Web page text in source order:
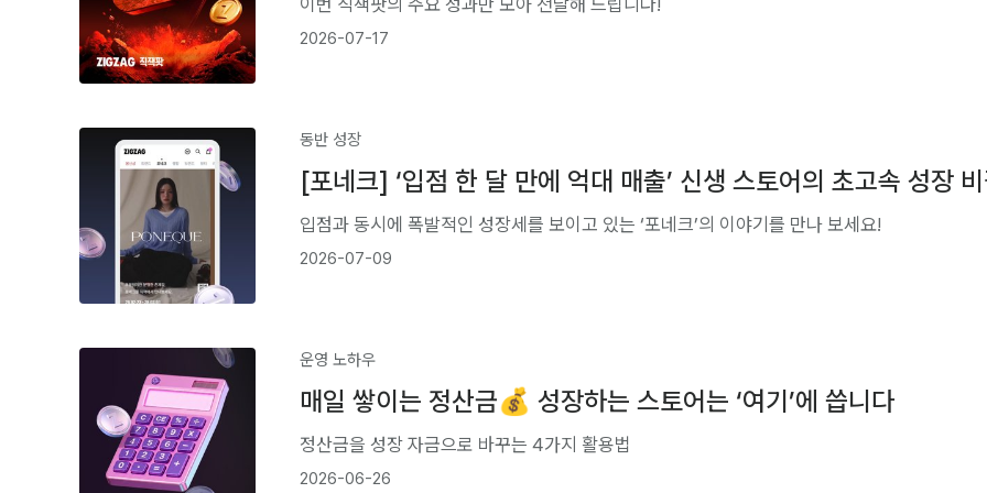
이번 직잭팟의 주요 성과만 모아 전달해 드립니다!
2026-07-17
동반 성장
[포네크] ‘입점 한 달 만에 억대 매출’ 신생 스토어의 초고속 성장
입점과 동시에 폭발적인 성장세를 보이고 있는 ‘포네크’의 이야기를 만나 보세요!
2026-07-09
운영 노하우
매일 쌓이는 정산금💰 성장하는 스토어는 ‘여기’에 씁니다
정산금을 성장 자금으로 바꾸는 4가지 활용법
2026-06-26